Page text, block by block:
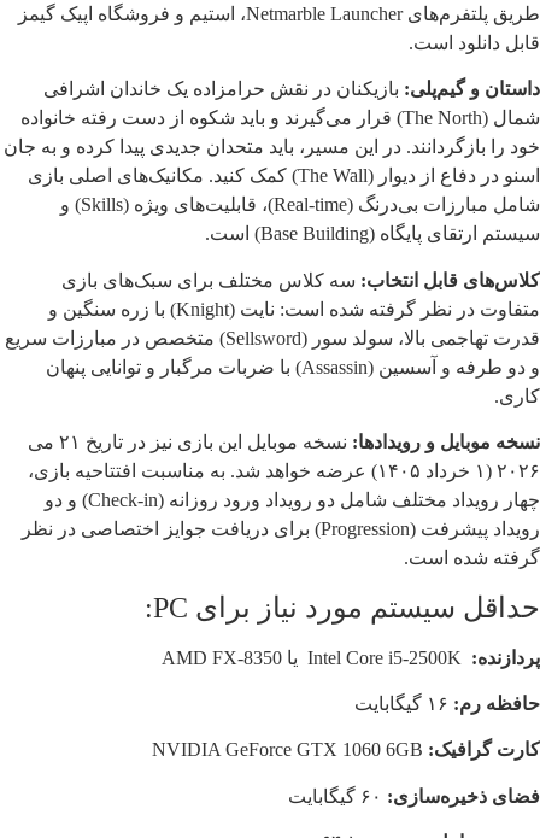
طریق پلتفرم‌های Netmarble Launcher، استیم و فروشگاه اپیک گیمز
قابل دانلود است.
داستان و گیم‌پلی: بازیکنان در نقش حرامزاده یک خاندان اشرافی
شمال (The North) قرار می‌گیرند و باید شکوه از دست رفته خانواده
خود را بازگردانند. در این مسیر، باید متحدان جدیدی پیدا کرده و به جان
اسنو در دفاع از دیوار (The Wall) کمک کنید. مکانیک‌های اصلی بازی
شامل مبارزات بی‌درنگ (Real-time)، قابلیت‌های ویژه (Skills) و
سیستم ارتقای پایگاه (Base Building) است.
کلاس‌های قابل انتخاب: سه کلاس مختلف برای سبک‌های بازی
متفاوت در نظر گرفته شده است: نایت (Knight) با زره سنگین و
قدرت تهاجمی بالا، سولد سور (Sellsword) متخصص در مبارزات سریع
و دو طرفه و آسسین (Assassin) با ضربات مرگبار و توانایی پنهان
کاری.
نسخه موبایل و رویدادها:
نسخه موبایل این بازی نیز در تاریخ ۲۱ می
۲۰۲۶ (۱ خرداد ۱۴۰۵) عرضه خواهد شد. به مناسبت افتتاحیه بازی،
چهار رویداد مختلف شامل دو رویداد ورود روزانه (Check-in) و دو
رویداد پیشرفت (Progression) برای دریافت جوایز اختصاصی در نظر
گرفته شده است.
حداقل سیستم مورد نیاز برای PC:
پردازنده:
حافظه رم:
کارت گرافیک:
فضای ذخیره‌سازی: